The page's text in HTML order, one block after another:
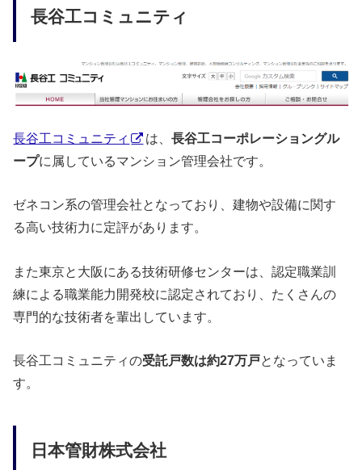
長谷工コミュニティ
長谷工コミュニティ は、長谷工コーポレーショングル
ープに属しているマンション管理会社です。
ゼネコン系の管理会社となっており、建物や設備に関す
る高い技術力に定評があります。
また東京と大阪にある技術研修センターは、認定職業訓
練による職業能力開発校に認定されており、たくさんの
専門的な技術者を輩出しています。
長谷工コミュニティの受託戸数は約27万戸となっていま
す。
日本管財株式会社